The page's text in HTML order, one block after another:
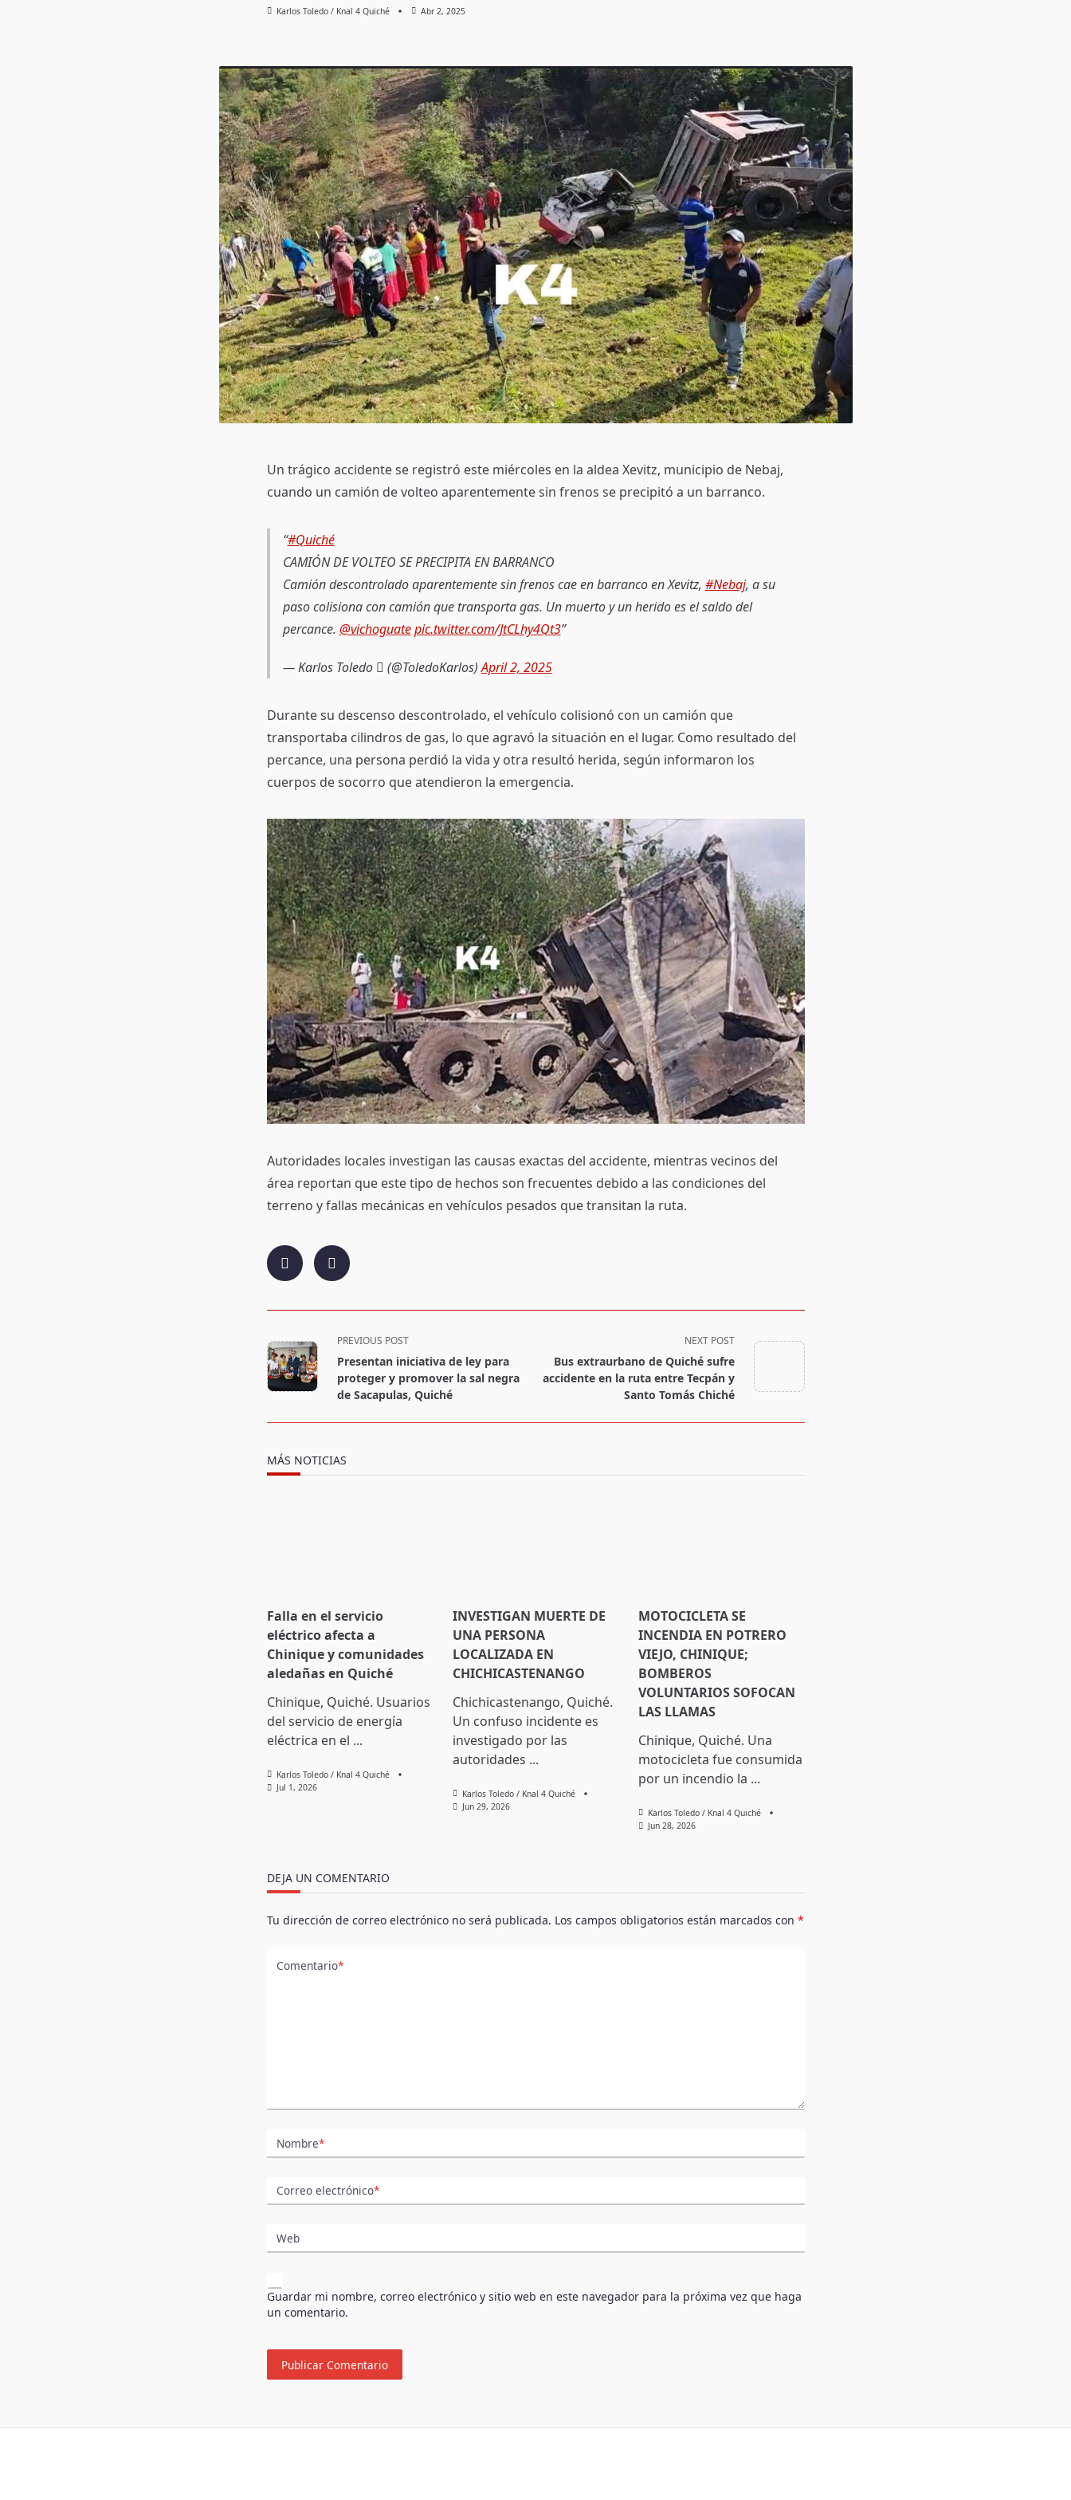
Karlos Toledo / Knal 4 Quiché Abr 2, 2025
Un trágico accidente se registró este miércoles en la aldea Xevitz, municipio de Nebaj,
cuando un camión de volteo aparentemente sin frenos se precipitó a un barranco.
#Quiché
CAMIÓN DE VOLTEO SE PRECIPITA EN BARRANCO
Camión descontrolado aparentemente sin frenos cae en barranco en Xevitz, #Nebaj, a su
paso colisiona con camión que transporta gas. Un muerto y un herido es el saldo del
percance. @vichoguate pic.twitter.com/JtCLhy4Qt3
— Karlos Toledo  (@ToledoKarlos)April 2, 2025
Durante su descenso descontrolado, el vehículo colisionó con un camión que
transportaba cilindros de gas, lo que agravó la situación en el lugar. Como resultado del
percance, una persona perdió la vida y otra resultó herida, según informaron los
cuerpos de socorro que atendieron la emergencia.
Autoridades locales investigan las causas exactas del accidente, mientras vecinos del
área reportan que este tipo de hechos son frecuentes debido a las condiciones del
terreno y fallas mecánicas en vehículos pesados que transitan la ruta.
<span
class="nav-
subtitle
screen-
PREVIOUS POST
Presentan iniciativa de ley para
proteger y promover la sal negra
de Sacapulas, Quiché
NEXT POST
Bus extraurbano de Quiché sufre
accidente en la ruta entre Tecpán y
Santo Tomás Chiché
MÁS NOTICIAS
Falla en el servicio
eléctrico afecta a
Chinique y comunidades
aledañas en Quiché
Chinique, Quiché. Usuarios
del servicio de energía
eléctrica en el ...
Karlos Toledo / Knal 4 Quiché
Jul 1, 2026
INVESTIGAN MUERTE DE
UNA PERSONA
LOCALIZADA EN
CHICHICASTENANGO
Chichicastenango, Quiché.
Un confuso incidente es
investigado por las
autoridades ...
Karlos Toledo / Knal 4 Quiché
Jun 29, 2026
MOTOCICLETA SE
INCENDIA EN POTRERO
VIEJO, CHINIQUE;
BOMBEROS
VOLUNTARIOS SOFOCAN
LAS LLAMAS
Chinique, Quiché. Una
motocicleta fue consumida
por un incendio la ...
Karlos Toledo / Knal 4 Quiché
Jun 28, 2026
DEJA UN COMENTARIO
Tu dirección de correo electrónico no será publicada. Los campos obligatorios están marcados con *
Comentario*
Nombre*
Correo electrónico*
Web
Guardar mi nombre, correo electrónico y sitio web en este navegador para la próxima vez que haga
un comentario.